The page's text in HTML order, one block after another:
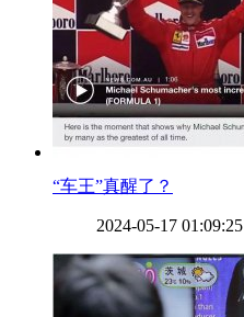
​“车王”真醒了？
2024-05-17 01:09:25